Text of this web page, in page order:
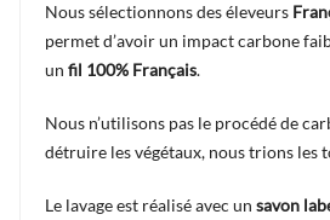
Nous sélectionnons des éleveurs
permet d’avoir un impact carbone
un fil 100% Français.
Nous n’utilisons pas le procédé de
détruire les végétaux, nous trions les
Le lavage est réalisé avec un savon